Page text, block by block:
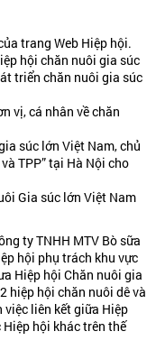
trang Web Hiệp hội.
hội chăn nuôi gia súc
triển chăn nuôi gia súc
vị, cá nhân về chăn
súc lớn Việt Nam, chủ
TPP” tại Hà Nội cho
Gia súc lớn Việt Nam
ty TNHH MTV Bò sữa
hội phụ trách khu vực
Hiệp hội Chăn nuôi gia
hiệp hội chăn nuôi dê và
việc liên kết giữa Hiệp
hội khác trên thế